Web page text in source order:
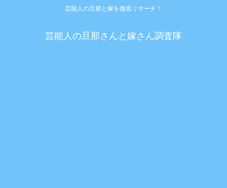
芸能人の旦那と嫁を徹底リサーチ！
芸能人の旦那さんと嫁さん調査隊